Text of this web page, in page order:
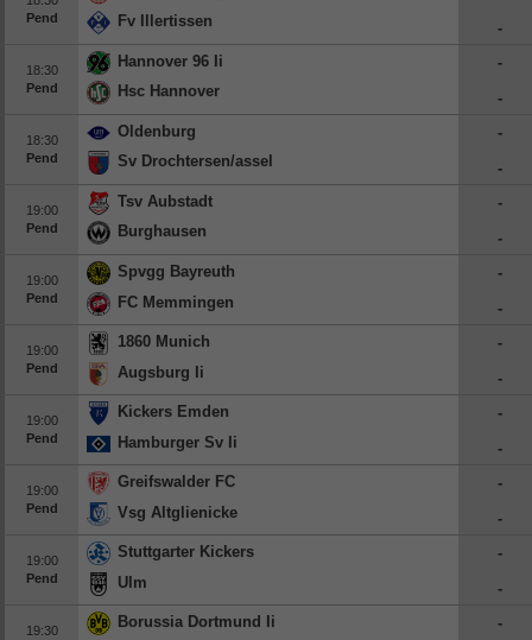
Pend
Fv Illertissen
-
18:30
Pend
Hannover 96 Ii
Hsc Hannover
-
-
18:30
Pend
Oldenburg
Sv Drochtersen/assel
-
-
19:00
Pend
Tsv Aubstadt
Burghausen
-
-
19:00
Pend
Spvgg Bayreuth
FC Memmingen
-
-
19:00
Pend
1860 Munich
Augsburg Ii
-
-
19:00
Pend
Kickers Emden
Hamburger Sv Ii
-
-
19:00
Pend
Greifswalder FC
Vsg Altglienicke
-
-
19:00
Pend
Stuttgarter Kickers
Ulm
-
-
19:30
Borussia Dortmund Ii
-